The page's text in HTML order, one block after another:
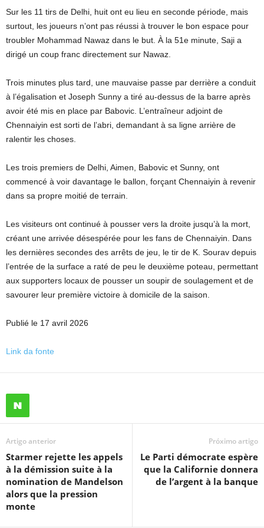
Sur les 11 tirs de Delhi, huit ont eu lieu en seconde période, mais
surtout, les joueurs n’ont pas réussi à trouver le bon espace pour
troubler Mohammad Nawaz dans le but. À la 51e minute, Saji a
dirigé un coup franc directement sur Nawaz.
Trois minutes plus tard, une mauvaise passe par derrière a conduit
à l’égalisation et Joseph Sunny a tiré au-dessus de la barre après
avoir été mis en place par Babovic. L’entraîneur adjoint de
Chennaiyin est sorti de l’abri, demandant à sa ligne arrière de
ralentir les choses.
Les trois premiers de Delhi, Aimen, Babovic et Sunny, ont
commencé à voir davantage le ballon, forçant Chennaiyin à revenir
dans sa propre moitié de terrain.
Les visiteurs ont continué à pousser vers la droite jusqu’à la mort,
créant une arrivée désespérée pour les fans de Chennaiyin. Dans
les dernières secondes des arrêts de jeu, le tir de K. Sourav depuis
l’entrée de la surface a raté de peu le deuxième poteau, permettant
aux supporters locaux de pousser un soupir de soulagement et de
savourer leur première victoire à domicile de la saison.
Publié le 17 avril 2026
Link da fonte
Artigo anterior
Starmer rejette les appels
à la démission suite à la
nomination de Mandelson
alors que la pression
monte
Próximo artigo
Le Parti démocrate espère
que la Californie donnera
de l’argent à la banque